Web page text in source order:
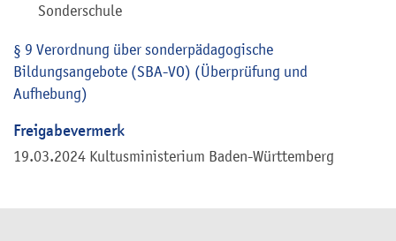
Sonderschule
§ 9 Verordnung über sonderpädagogische
Bildungsangebote (SBA-VO) (Überprüfung und
Aufhebung)
Freigabevermerk
19.03.2024 Kultusministerium Baden-Württemberg